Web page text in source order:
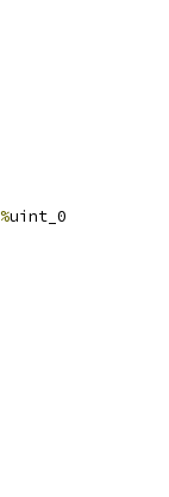
%uint_0